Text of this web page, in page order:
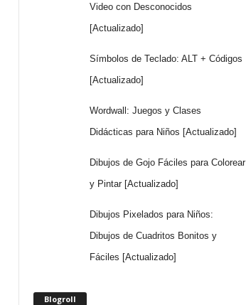
Video con Desconocidos
[Actualizado]
Símbolos de Teclado: ALT + Códigos
[Actualizado]
Wordwall: Juegos y Clases
Didácticas para Niños [Actualizado]
Dibujos de Gojo Fáciles para Colorear
y Pintar [Actualizado]
Dibujos Pixelados para Niños:
Dibujos de Cuadritos Bonitos y
Fáciles [Actualizado]
Blogroll